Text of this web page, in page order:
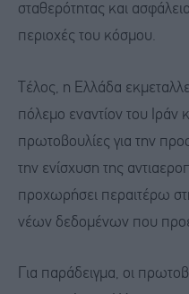
σταθερότητας και
περιοχές του κόσμου.
Τέλος, η Ελλάδα
πόλεμο εναντίον του Ιράν
πρωτοβουλίες για την
την ενίσχυση της
προχωρήσει περαιτέρω
νέων δεδομένων που
Για παράδειγμα, οι